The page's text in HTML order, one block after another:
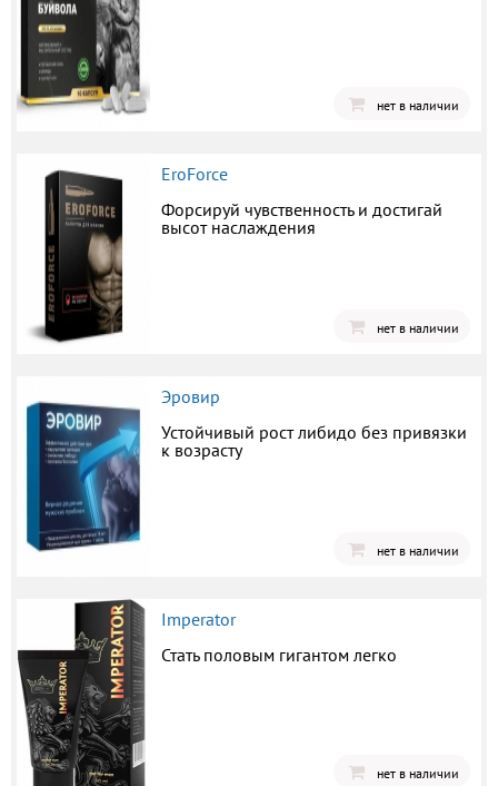
нет в наличии
EroForce
Форсируй чувственность и достигай
высот наслаждения
нет в наличии
Эровир
Устойчивый рост либидо без привязки
к возрасту
нет в наличии
Imperator
Стать половым гигантом легко
нет в наличии